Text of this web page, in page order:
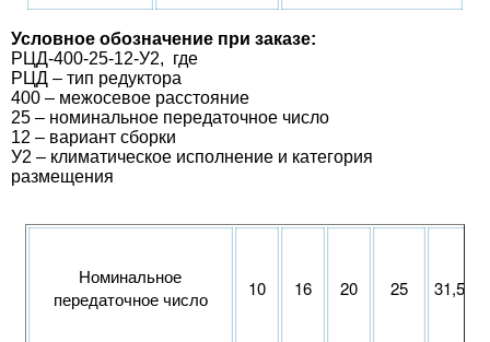
Условное обозначение при заказе:
РЦД-400-25-12-У2, где
РЦД – тип редуктора
400 – межосевое расстояние
25 – номинальное передаточное число
12 – вариант сборки
У2 – климатическое исполнение и категория
размещения
Номинальное
передаточное число
10 16 20 25 31,5